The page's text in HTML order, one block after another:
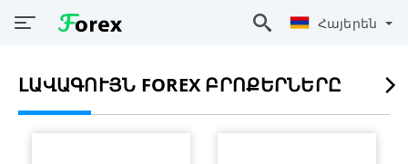
Հայերեն
ԼԱՎԱԳՈՒՅՆ FOREX ԲՐՈՔԵՐՆԵՐԸ